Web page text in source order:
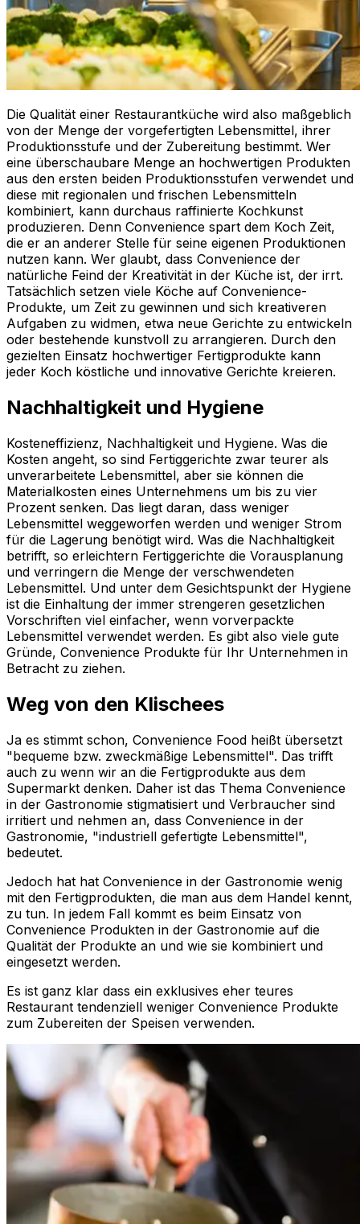
Die Qualität einer Restaurantküche wird also maßgeblich
von der Menge der vorgefertigten Lebensmittel, ihrer
Produktionsstufe und der Zubereitung bestimmt. Wer
eine überschaubare Menge an hochwertigen Produkten
aus den ersten beiden Produktionsstufen verwendet und
diese mit regionalen und frischen Lebensmitteln
kombiniert, kann durchaus raffinierte Kochkunst
produzieren. Denn Convenience spart dem Koch Zeit,
die er an anderer Stelle für seine eigenen Produktionen
nutzen kann. Wer glaubt, dass Convenience der
natürliche Feind der Kreativität in der Küche ist, der irrt.
Tatsächlich setzen viele Köche auf Convenience-
Produkte, um Zeit zu gewinnen und sich kreativeren
Aufgaben zu widmen, etwa neue Gerichte zu entwickeln
oder bestehende kunstvoll zu arrangieren. Durch den
gezielten Einsatz hochwertiger Fertigprodukte kann
jeder Koch köstliche und innovative Gerichte kreieren.
Nachhaltigkeit und Hygiene
Kosteneffizienz, Nachhaltigkeit und Hygiene. Was die
Kosten angeht, so sind Fertiggerichte zwar teurer als
unverarbeitete Lebensmittel, aber sie können die
Materialkosten eines Unternehmens um bis zu vier
Prozent senken. Das liegt daran, dass weniger
Lebensmittel weggeworfen werden und weniger Strom
für die Lagerung benötigt wird. Was die Nachhaltigkeit
betrifft, so erleichtern Fertiggerichte die Vorausplanung
und verringern die Menge der verschwendeten
Lebensmittel. Und unter dem Gesichtspunkt der Hygiene
ist die Einhaltung der immer strengeren gesetzlichen
Vorschriften viel einfacher, wenn vorverpackte
Lebensmittel verwendet werden. Es gibt also viele gute
Gründe, Convenience Produkte für Ihr Unternehmen in
Betracht zu ziehen.
Weg von den Klischees
Ja es stimmt schon, Convenience Food heißt übersetzt
"bequeme bzw. zweckmäßige Lebensmittel". Das trifft
auch zu wenn wir an die Fertigprodukte aus dem
Supermarkt denken. Daher ist das Thema Convenience
in der Gastronomie stigmatisiert und Verbraucher sind
irritiert und nehmen an, dass Convenience in der
Gastronomie, "industriell gefertigte Lebensmittel",
bedeutet.
Jedoch hat hat Convenience in der Gastronomie wenig
mit den Fertigprodukten, die man aus dem Handel kennt,
zu tun. In jedem Fall kommt es beim Einsatz von
Convenience Produkten in der Gastronomie auf die
Qualität der Produkte an und wie sie kombiniert und
eingesetzt werden.
Es ist ganz klar dass ein exklusives eher teures
Restaurant tendenziell weniger Convenience Produkte
zum Zubereiten der Speisen verwenden.